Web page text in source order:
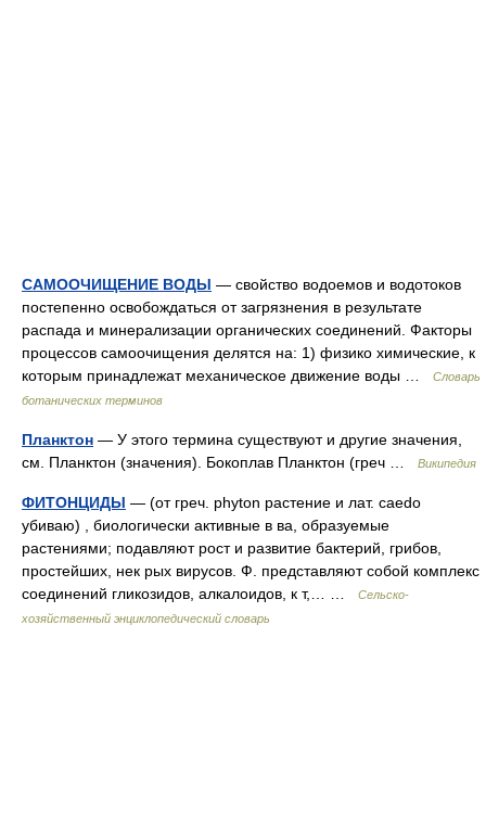
САМООЧИЩЕНИЕ ВОДЫ — свойство водоемов и водотоков
постепенно освобождаться от загрязнения в результате
распада и минерализации органических соединений. Факторы
процессов самоочищения делятся на: 1) физико химические, к
которым принадлежат механическое движение воды …
Словарь
ботанических терминов
Планктон — У этого термина существуют и другие значения,
см. Планктон (значения). Бокоплав Планктон (греч …
Википедия
ФИТОНЦИДЫ — (от греч. phyton растение и лат. caedo
убиваю) , биологически активные в ва, образуемые
растениями; подавляют рост и развитие бактерий, грибов,
простейших, нек рых вирусов. Ф. представляют собой комплекс
соединений гликозидов, алкалоидов, к т,… …
Сельско-
хозяйственный энциклопедический словарь